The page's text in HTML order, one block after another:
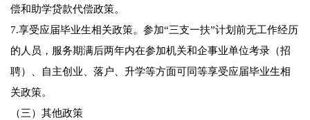
偿和助学贷款代偿政策。
7.享受应届毕业生相关政策。参加“三支一扶”计划前无工作经历
的人员，服务期满后两年内在参加机关和企事业单位考录（招
聘）、自主创业、落户、升学等方面可同等享受应届毕业生相
关政策。
（三）其他政策